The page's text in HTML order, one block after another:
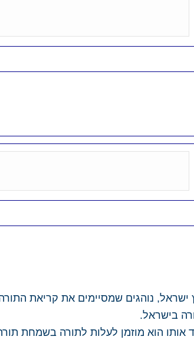
נוהגים שמסיימים את קריאת
בישראל.
אותו הוא מוזמן לעלות לתורה בשמחת